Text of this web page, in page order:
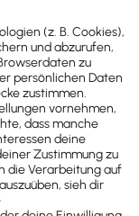
Personalakte